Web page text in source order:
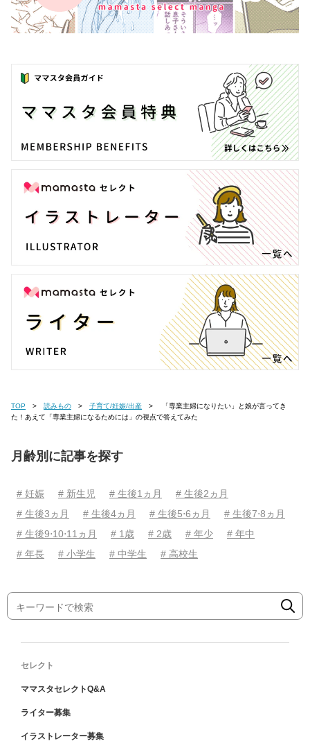
TOP 読みもの 子育て/妊娠/出産
た！あえて「専業主婦になるためには」の視点で答えてみた
月齢別に記事を探す
# 妊娠 # 新生児 # 生後1ヵ月
# 生後2ヵ月
# 生後3ヵ月
# 生後4ヵ月 # 生後5⋅6ヵ月
# 生後7⋅8ヵ月
# 生後9⋅10⋅11ヵ月
# 1歳 # 2歳 # 年少
# 年中
# 年長
# 小学生 # 中学生 # 高校生
セレクト
ママスタセレクトQ&A
ライター募集
イラストレーター募集